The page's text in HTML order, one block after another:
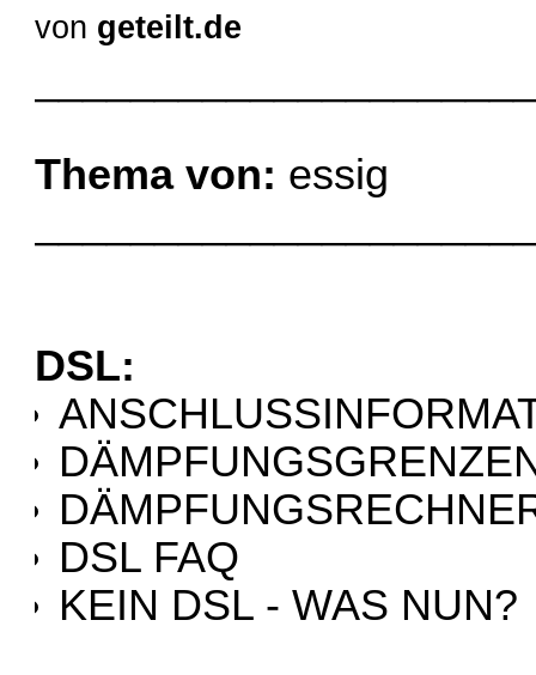
von geteilt.de
Thema von: essig
DSL:
DSL FAQ
KEIN DSL - WAS NUN?